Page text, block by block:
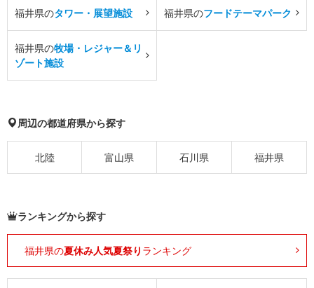
福井県のタワー・展望施設 福井県のフードテーマパーク
福井県の牧場・レジャー＆リ
ゾート施設
周辺の都道府県から探す
北陸 富山県 石川県 福井県
ランキングから探す
福井県の夏休み人気夏祭り ランキング